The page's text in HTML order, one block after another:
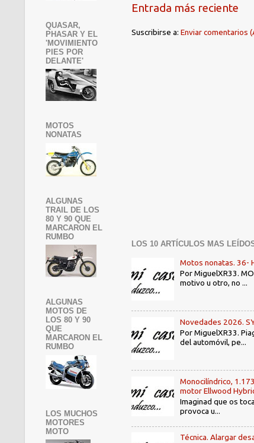
Entrada más reciente
Suscribirse a: Enviar comentarios
LOS 10 ARTÍCULOS MAS
Motos nonatas. 36-
Por MiguelXR33.
motivo u otro, no ...
Novedades 2026.
Por MiguelXR33.
del automóvil, pe...
Monocilíndrico,
motor Ellwood
Imaginad que os
provoca u...
Técnica. Alargar
QUASAR,
PHASAR Y EL
'MOVIMIENTO
PIES POR
DELANTE'
MOTOS
NONATAS
ALGUNAS
TRAIL DE LOS
80 Y 90 QUE
MARCARON EL
RUMBO
ALGUNAS
MOTOS DE
LOS 80 Y 90
QUE
MARCARON EL
RUMBO
LOS MUCHOS
MOTORES
MOTO